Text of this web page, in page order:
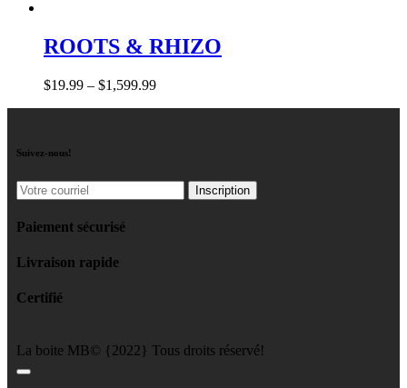
ROOTS & RHIZO
$19.99 – $1,599.99
Suivez-nous!
Paiement sécurisé
Livraison rapide
Certifié
La boite MB© {2022} Tous droits réservé!